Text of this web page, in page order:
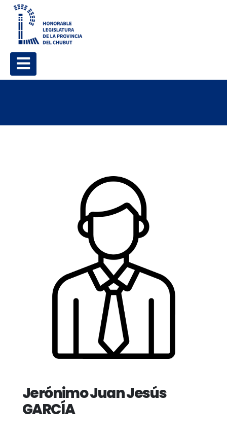
Jerónimo Juan Jesús
GARCÍA